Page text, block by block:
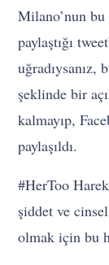
Milano’nun
paylaştığı
uğradıysanız,
şeklinde bir
kalmayıp,
paylaşıldı.
#HerToo
şiddet ve
olmak için bu